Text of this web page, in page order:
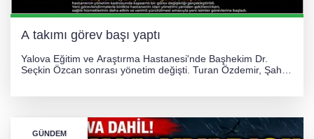
A takımı görev başı yaptı
Yalova Eğitim ve Araştırma Hastanesi'nde Başhekim Dr.
Seçkin Özcan sonrası yönetim değişti. Turan Özdemir, Şahin
GÜNDEM